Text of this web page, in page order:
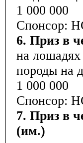
1 000 000
Спонсор:
6. Приз в
на лошадях
породы на
1 000 000
Спонсор:
7. Приз в
(им.)